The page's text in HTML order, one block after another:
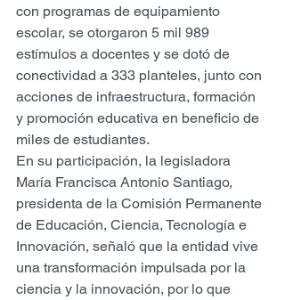
con programas de equipamiento
escolar, se otorgaron 5 mil 989
estímulos a docentes y se dotó de
conectividad a 333 planteles, junto con
acciones de infraestructura, formación
y promoción educativa en beneficio de
miles de estudiantes.
En su participación, la legisladora
María Francisca Antonio Santiago,
presidenta de la Comisión Permanente
de Educación, Ciencia, Tecnología e
Innovación, señaló que la entidad vive
una transformación impulsada por la
ciencia y la innovación, por lo que